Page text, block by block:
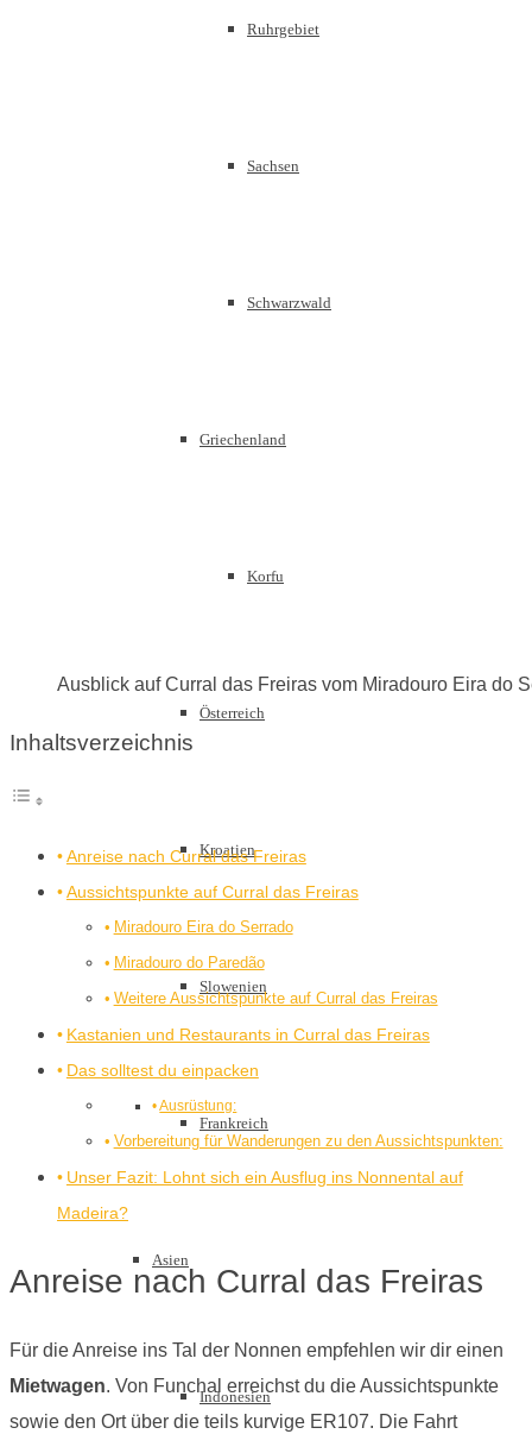
Ruhrgebiet
Sachsen
Schwarzwald
Griechenland
Korfu
Österreich
Kroatien
Slowenien
Frankreich
Asien
Indonesien
Ausblick auf Curral das Freiras vom Miradouro Eira do
Inhaltsverzeichnis
Anreise nach Curral das Freiras
Aussichtspunkte auf Curral das Freiras
Miradouro Eira do Serrado
Miradouro do Paredão
Weitere Aussichtspunkte auf Curral das Freiras
Kastanien und Restaurants in Curral das Freiras
Das solltest du einpacken
Ausrüstung:
Vorbereitung für Wanderungen zu den Aussichtspunkten:
Unser Fazit: Lohnt sich ein Ausflug ins Nonnental auf
Madeira?
Anreise nach Curral das Freiras
Für die Anreise ins Tal der Nonnen empfehlen wir dir einen
Mietwagen. Von Funchal erreichst du die Aussichtspunkte
sowie den Ort über die teils kurvige ER107. Die Fahrt